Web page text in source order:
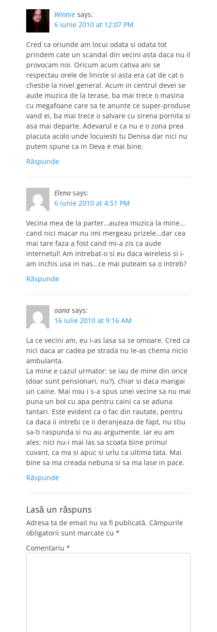
Winnie says:
6 iunie 2010 at 12:07 PM
Cred ca oriunde am locui odata si odata tot
prindem cate un scandal din vecini asta daca nu il
provocam noi. Oricum acum cativa ani se
respectau orele de liniste si asta era cat de cat o
chestie la nivel general. Acum in centrul devei se
aude muzica de la terase, ba mai trece o masina
cu megafoane care sa te anunte ce super-produse
vand ei, ba mai trece o salvare cu sirena pornita si
asa mai departe. Adevarul e ca nu e o zona prea
placuta acolo unde locuiesti tu Denisa dar nici nu
putem spune ca in Deva e mai bine.
Răspunde
Elena says:
6 iunie 2010 at 4:51 PM
Vecina mea de la parter…auzea muzica la mine…
cand nici macar nu imi mergeau prizele…dar cea
mai tare faza a fost cand mi-a zis ca aude
internetul! Am intrebat-o si eu daca wireless si i-
am inchis usa in nas…ce mai puteam sa o intreb?
Răspunde
oana says:
16 iulie 2010 at 9:16 AM
La ce vecini am, eu i-as lasa sa se omoare. Cred ca
nici daca ar cadea pe strada nu le-as chema nicio
ambulanta.
La mine e cazul urmator: se iau de mine din orice
(doar sunt pensionari, nu?), chiar si daca mangai
un caine. Mai nou i s-a spus unei vecine sa nu mai
puna un bol cu apa pentru caini ca se aduna
tantari. Este evident ca o fac din rautate, pentru
ca daca ii intrebi ce ii deranjeaza de fapt, nu stiu
sa-ti raspunda si nu au argumente. Iar eu am
ales: nici nu-i mai las sa scoata bine primul
cuvant, ca ma si apuc si urlu ca ultima tata. Mai
bine sa ma creada nebuna si sa ma lase in pace.
Răspunde
Lasă un răspuns
Adresa ta de email nu va fi publicată. Câmpurile
obligatorii sunt marcate cu *
Comentariu *